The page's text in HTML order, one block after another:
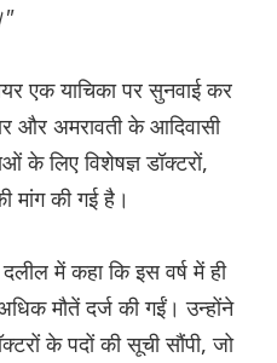
एक याचिका पर सुनवाई कर
और अमरावती के आदिवासी
के लिए विशेषज्ञ डॉक्टरों,
मांग की गई है।
में कहा कि इस वर्ष में ही
मौतें दर्ज की गईं। उन्होंने
के पदों की सूची सौंपी, जो